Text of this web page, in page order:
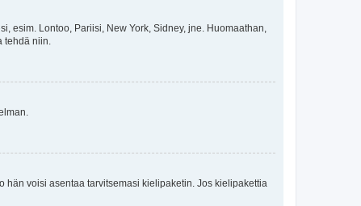
esim. Lontoo, Pariisi, New York, Sidney, jne. Huomaathan,
niin.
voisi asentaa tarvitsemasi kielipaketin. Jos kielipakettia